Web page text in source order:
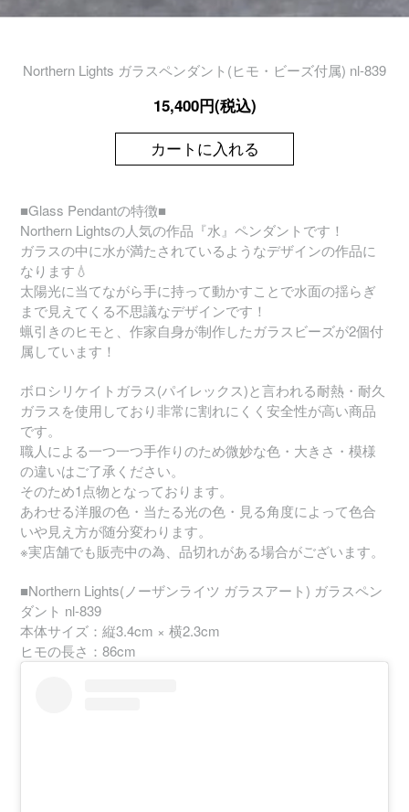
Northern Lights ガラスペンダント(ヒモ・ビーズ付属) nl-839
15,400円(税込)
カートに入れる
■Glass Pendantの特徴■
Northern Lightsの人気の作品『水』ペンダントです！
ガラスの中に水が満たされているようなデザインの作品に
なります💧
太陽光に当てながら手に持って動かすことで水面の揺らぎ
まで見えてくる不思議なデザインです！
蝋引きのヒモと、作家自身が制作したガラスビーズが2個付
属しています！
ボロシリケイトガラス(パイレックス)と言われる耐熱・耐久
ガラスを使用しており非常に割れにくく安全性が高い商品
です。
職人による一つ一つ手作りのため微妙な色・大きさ・模様
の違いはご了承ください。
そのため1点物となっております。
あわせる洋服の色・当たる光の色・見る角度によって色合
いや見え方が随分変わります。
※実店舗でも販売中の為、品切れがある場合がございます。
■Northern Lights(ノーザンライツ ガラスアート) ガラスペン
ダント nl-839
本体サイズ：縦3.4cm × 横2.3cm
ヒモの長さ：86cm